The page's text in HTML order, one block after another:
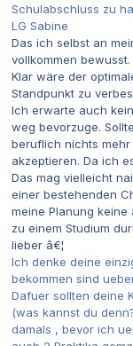
Schulabschluss zu
LG Sabine
Das ich selbst an
vollkommen bewusst.
Klar wäre der
Standpunkt zu
Ich erwarte auch
weg bevorzuge.
beruflich nichts
akzeptieren. Da ich
Das mag vielleicht
einer bestehenden
meine Planung
zu einem Studium
lieber â€¦
Ich denke deine
bekommen sind
Dafuer sollten deine
(was kannst du
damals , bevor ich